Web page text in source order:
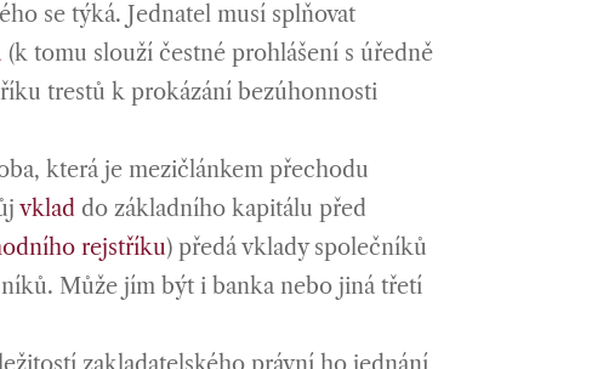
se týká. Jednatel musí splňovat
(k tomu slouží čestné prohlášení s úředně
trestů k prokázání bezúhonnosti
která je mezičlánkem přechodu
vklad do základního kapitálu před
rejstříku) předá vklady společníků
Může jím být i banka nebo jiná třetí